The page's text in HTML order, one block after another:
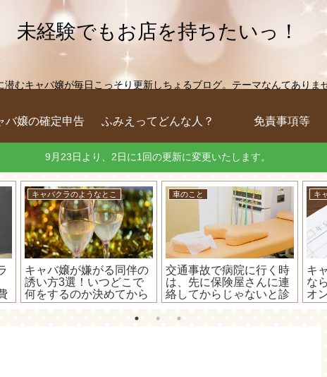
未経験でもお店を持ちたいっ！
潜むキャバ嬢が毎日こっそり更新しちょるブログ。テーマなんてありま
バ嬢の確定申告 ふみえってどんな人？ 免責事項等
9月23日より、2日に1回の更新に変更いたします。
キャバクラのようなとこ
キャバ嬢が嫌がる同伴の
誘い方3選！いつどこで
何をするのか決めてから
誘って！！
車のこと
交通事故で病院に行く時
は、先に保険屋さんに連
絡してからじゃないと診
てもらえない(´・ω・`)
キ
キ
な
オ
い